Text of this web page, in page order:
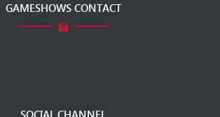
GAMESHOWS CONTACT